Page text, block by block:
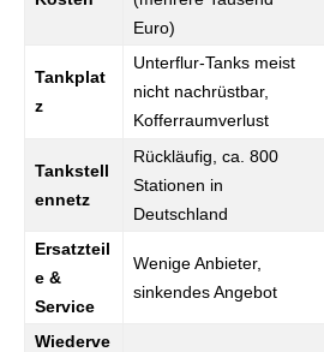
Euro)
Tankplat
z
Unterflur-Tanks meist
nicht nachrüstbar,
Kofferraumverlust
Tankstell
ennetz
Rückläufig, ca. 800
Stationen in
Deutschland
Ersatzteil
e &
Service
Wenige Anbieter,
sinkendes Angebot
Wiederve